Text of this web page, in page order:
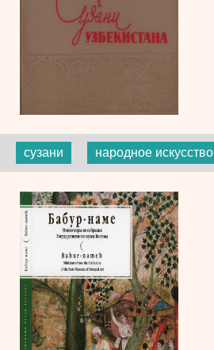
сузани народное искусство